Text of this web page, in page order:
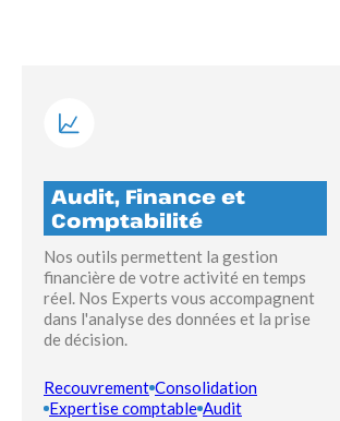
Audit, Finance et
Comptabilité
Nos outils permettent la gestion
financière de votre activité en temps
réel. Nos Experts vous accompagnent
dans l'analyse des données et la prise
de décision.
Recouvrement Consolidation
Expertise comptable Audit